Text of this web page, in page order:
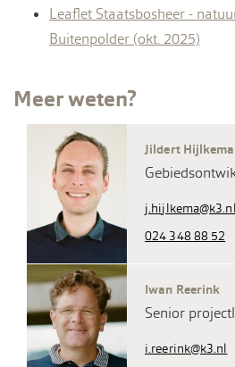
Leaflet Staatsbosheer -
Buitenpolder (okt. 2025)
Meer weten?
Jildert Hijlkema
j.hijlkema@k3.nl
024 348 88 52
Iwan Reerink
Senior
i.reerink@k3.nl